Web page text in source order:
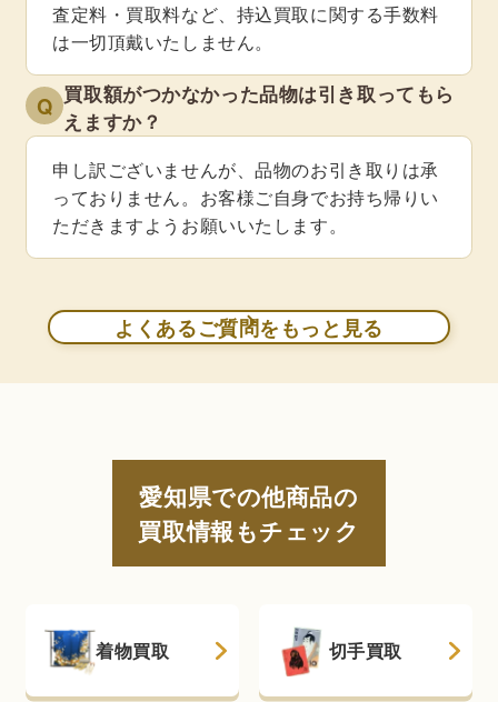
査定料・買取料など、持込買取に関する手数料
は一切頂戴いたしません。
Q 買取額がつかなかった品物は引き取ってもら
えますか？
申し訳ございませんが、品物のお引き取りは承
っておりません。お客様ご自身でお持ち帰りい
ただきますようお願いいたします。
よくあるご質問をもっと見る
愛知県での他商品の
買取情報もチェック
着物買取 切手買取